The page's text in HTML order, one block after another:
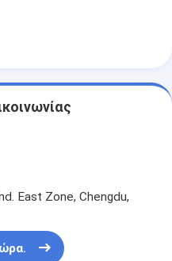
East Zone, Chengdu,